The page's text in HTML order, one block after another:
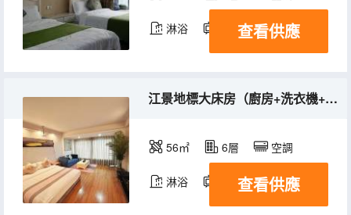
淋浴 電視機 冰箱
查看供應
江景地標大床房（廚房+洗衣機+浴缸）
56㎡ 6層 空調
淋浴 電視機 冰箱
查看供應